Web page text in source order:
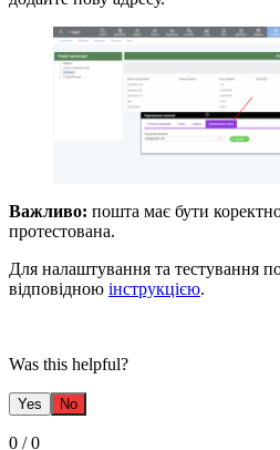
Важливо: пошта має бути
протестована.
Для налаштування та тестування
відповідною інструкцією.
Was this helpful?
Yes No
0 /0